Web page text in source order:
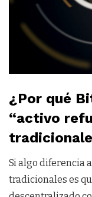
¿Por qué
“activo
Si algo diferencia
tradicionales es